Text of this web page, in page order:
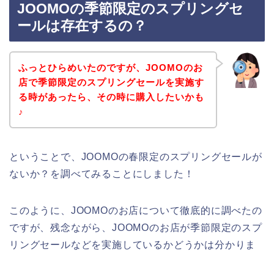
JOOMOの季節限定のスプリングセ
ールは存在するの？
ふっとひらめいたのですが、JOOMOのお
店で季節限定のスプリングセールを実施す
る時があったら、その時に購入したいかも
♪
ということで、JOOMOの春限定のスプリングセールが
ないか？を調べてみることにしました！
このように、JOOMOのお店について徹底的に調べたの
ですが、残念ながら、JOOMOのお店が季節限定のスプ
リングセールなどを実施しているかどうかは分かりま